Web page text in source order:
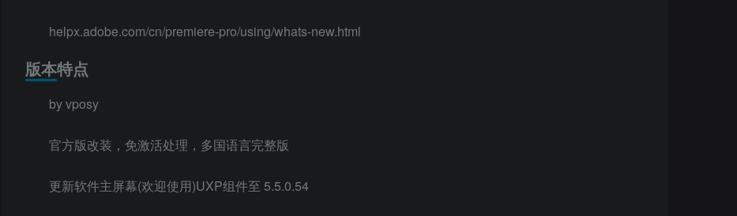
helpx.adobe.com/cn/premiere-pro/using/whats-new.html
版本特点
by vposy
官方版改装，免激活处理，多国语言完整版
更新软件主屏幕(欢迎使用)UXP组件至 5.5.0.54